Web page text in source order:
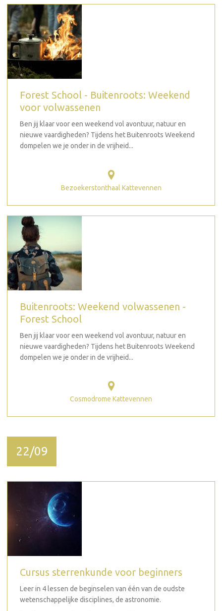
Forest School - Buitenroots: Weekend
voor volwassenen
Ben jij klaar voor een weekend vol avontuur, natuur en
nieuwe vaardigheden? Tijdens het Buitenroots Weekend
dompelen we je onder in de vrijheid...
Bezoekerstonthaal Kattevennen
Buitenroots: Weekend volwassenen -
Forest School
Ben jij klaar voor een weekend vol avontuur, natuur en
nieuwe vaardigheden? Tijdens het Buitenroots Weekend
dompelen we je onder in de vrijheid...
Cosmodrome Kattevennen
22/09
Cursus sterrenkunde voor beginners
Leer in 4 lessen de beginselen van één van de oudste
wetenschappelijke disciplines, de astronomie.